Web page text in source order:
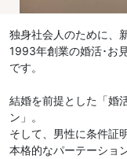
独身社会人のために、
1993年創業の婚活･お
です。
結婚を前提とした「婚
ン」。
そして、男性に条件証
本格的なパーテーショ